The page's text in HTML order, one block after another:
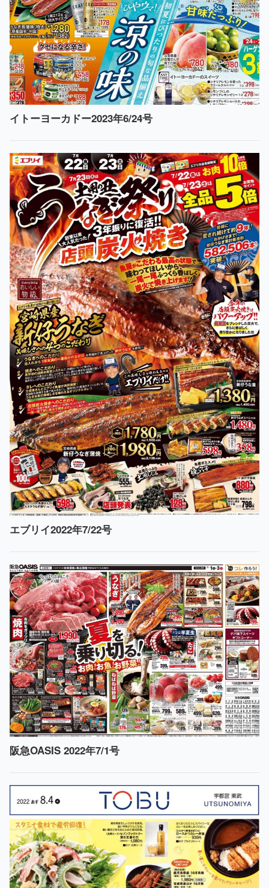
イトーヨーカドー2023年6/24号
エブリイ2022年7/22号
阪急OASIS 2022年7/1号